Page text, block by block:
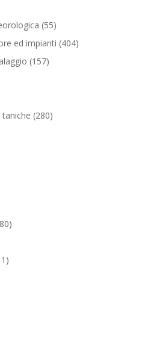
5555
prodotti
ed impianti 404404
157157
280280
80
11